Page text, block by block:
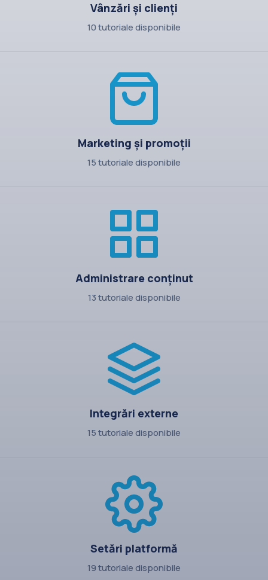
Vânzări și clienți
10 tutoriale disponibile
Marketing și promoții
15 tutoriale disponibile
Administrare conținut
13 tutoriale disponibile
Integrări externe
15 tutoriale disponibile
Setări platformă
19 tutoriale disponibile